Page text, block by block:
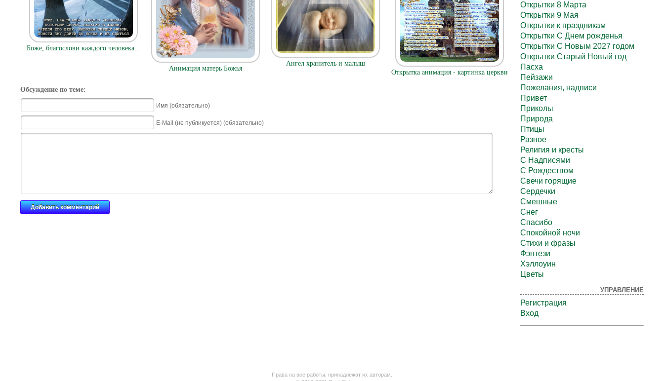
Боже, благослови каждого человека...
Анимация матерь Божья
Ангел хранитель и малыш
Открытка анимация - картинка церкви
Обсуждение по теме:
Имя (обязательно)
E-Mail (не публикуется) (обязательно)
Открытки 8 Марта
Открытки 9 Мая
Открытки к праздникам
Открытки С Днем рожденья
Открытки С Новым 2027 годом
Открытки Старый Новый год
Пасха
Пейзажи
Пожелания, надписи
Привет
Приколы
Природа
Птицы
Разное
Религия и кресты
С Надписями
С Рождеством
Свечи горящие
Сердечки
Смешные
Снег
Спасибо
Спокойной ночи
Стихи и фразы
Фэнтези
Хэллоуин
Цветы
УПРАВЛЕНИЕ
Регистрация
Вход
Права на все работы, принадлежат их авторам.